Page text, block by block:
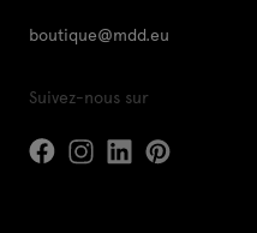
boutique@mdd.eu
Suivez-nous sur